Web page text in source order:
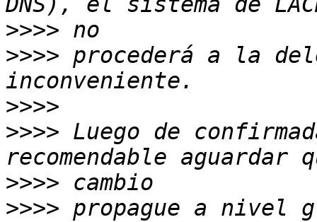
>>>>
>>>> procederá a la
>>>>
>>>> Luego de
>>>>
>>>> propague a nivel